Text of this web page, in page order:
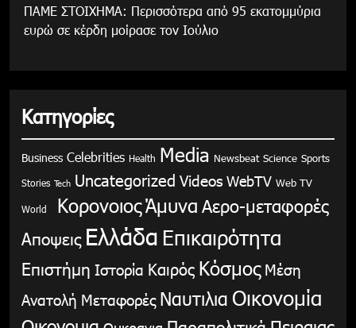
ΠΑΜΕ ΣΤΟΙΧΗΜΑ: Περισσότερα από 95 εκατομμύρια
ευρώ σε κέρδη μοίρασε τον Ιούλιο
Κατηγορίες
Business Celebrities Health Media Newsbeat Science Sports
Stories Tech Uncategorized Videos WebTV Web TV
World ΚορονοιοςΆμυνα Αερο-μεταφορές
Αποψεις Ελλάδα Επικαιρότητα
Επιστήμη Ιστορία Καιρός Κόσμος Μέση
Ανατολή Μεταφορές Ναυτιλια Οικονομία